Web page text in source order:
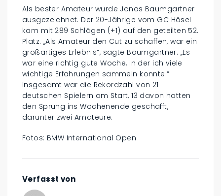
Als bester Amateur wurde Jonas Baumgartner
ausgezeichnet. Der 20-Jährige vom GC Hösel
kam mit 289 Schlägen (+1) auf den geteilten 52.
Platz. „Als Amateur den Cut zu schaffen, war ein
großartiges Erlebnis“, sagte Baumgartner. „Es
war eine richtig gute Woche, in der ich viele
wichtige Erfahrungen sammeln konnte.“
Insgesamt war die Rekordzahl von 21
deutschen Spielern am Start, 13 davon hatten
den Sprung ins Wochenende geschafft,
darunter zwei Amateure.
Fotos: BMW International Open
Verfasst von